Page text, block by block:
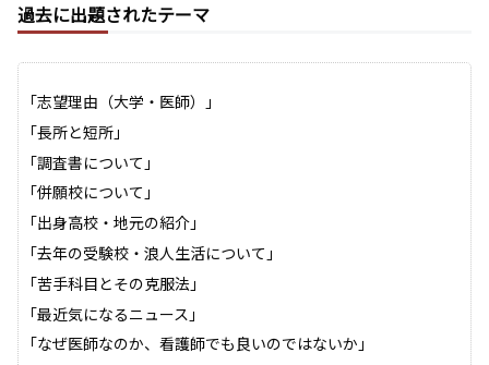
過去に出題されたテーマ
「志望理由（大学・医師）」
「長所と短所」
「調査書について」
「併願校について」
「出身高校・地元の紹介」
「去年の受験校・浪人生活について」
「苦手科目とその克服法」
「最近気になるニュース」
「なぜ医師なのか、看護師でも良いのではないか」